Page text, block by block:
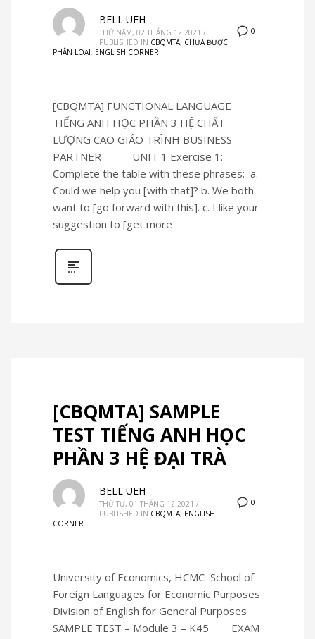
0
BELL UEH
THỨ NĂM, 02 THÁNG 12 2021 /
PUBLISHED IN CBQMTA, CHƯA ĐƯỢC
PHÂN LOẠI, ENGLISH CORNER
[CBQMTA] FUNCTIONAL LANGUAGE
TIẾNG ANH HỌC PHẦN 3 HỆ CHẤT
LƯỢNG CAO GIÁO TRÌNH BUSINESS
PARTNER UNIT 1 Exercise 1:
Complete the table with these phrases: a.
Could we help you [with that]? b. We both
want to [go forward with this]. c. I like your
suggestion to [get more
[CBQMTA] SAMPLE
TEST TIẾNG ANH HỌC
PHẦN 3 HỆ ĐẠI TRÀ
0
BELL UEH
THỨ TƯ, 01 THÁNG 12 2021 /
PUBLISHED IN CBQMTA, ENGLISH
CORNER
University of Economics, HCMC School of
Foreign Languages for Economic Purposes
Division of English for General Purposes
SAMPLE TEST – Module 3 – K45 EXAM